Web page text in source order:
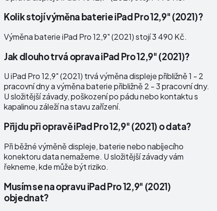
Kolik stojí výměna baterie iPad Pro 12,9" (2021)?
Výměna baterie iPad Pro 12,9" (2021) stojí 3 490 Kč.
Jak dlouho trvá oprava iPad Pro 12,9" (2021)?
U iPad Pro 12,9" (2021) trvá výměna displeje přibližně 1 - 2
pracovní dny a výměna baterie přibližně 2 - 3 pracovní dny.
U složitější závady, poškození po pádu nebo kontaktu s
kapalinou záleží na stavu zařízení.
Přijdu při opravě iPad Pro 12,9" (2021) o data?
Při běžné výměně displeje, baterie nebo nabíjecího
konektoru data nemažeme. U složitější závady vám
řekneme, kde může být riziko.
Musím se na opravu iPad Pro 12,9" (2021)
objednat?